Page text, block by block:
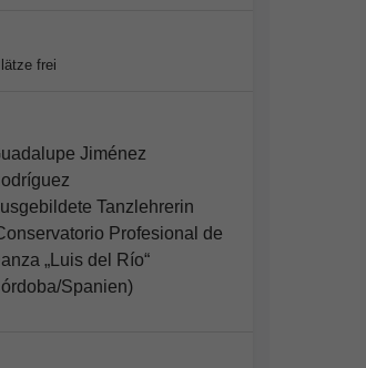
frei
Jiménez
Tanzlehrerin
Profesional de
„Luis del Río“
Spanien)